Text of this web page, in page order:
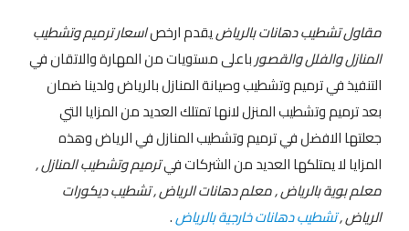
مقاول تشطيب دهانات بالرياضيقدم ارخصاسعار ترميم وتشطيب
المنازل والفلل والقصورباعلى مستويات من المهارة والاتقان في
التنفيذ في ترميم وتشطيب وصيانة المنازل بالرياض ولدينا ضمان
بعد ترميم وتشطيب المنزل لانها تمتلك العديد من المزايا التي
جعلتها الافضل في ترميم وتشطيب المنازل في الرياض وهذه
المزايا لا يمتلكها العديد من الشركات فيترميم وتشطيب المنازل ,
معلم بوية بالرياض , معلم دهانات الرياض , تشطيب ديكورات
الرياض ,تشطيب دهانات خارجية بالرياض.